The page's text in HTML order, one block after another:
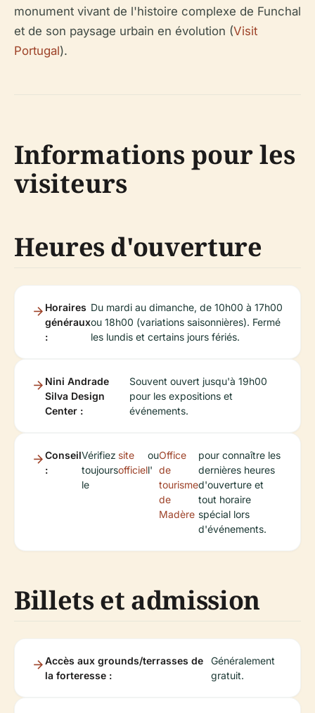
monument vivant de l'histoire complexe de Funchal
et de son paysage urbain en évolution (Visit
Portugal).
Informations pour les
visiteurs
Heures d'ouverture
Horaires
généraux
:
Du mardi au dimanche, de 10h00 à 17h00
ou 18h00 (variations saisonnières). Fermé
les lundis et certains jours fériés.
Nini Andrade
Silva Design
Center :
Souvent ouvert jusqu'à 19h00
pour les expositions et
événements.
Conseil
:
Vérifiez
toujours
le
site
officiel
ou
l'
Office
de
tourisme
de
Madère
pour connaître les
dernières heures
d'ouverture et
tout horaire
spécial lors
d'événements.
Billets et admission
Accès aux grounds/terrasses de
la forteresse :
Généralement
gratuit.